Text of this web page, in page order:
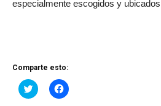
especialmente escogidos y
Comparte esto:
Haz
clic
Haz
clic